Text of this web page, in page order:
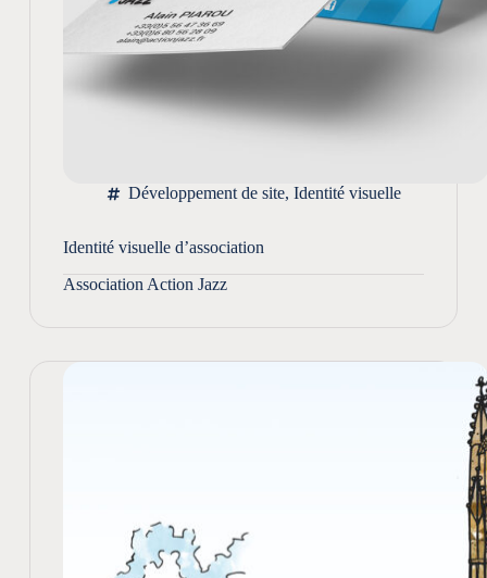
Développement de site, Identité visuelle
Identité visuelle d’association
Association Action Jazz